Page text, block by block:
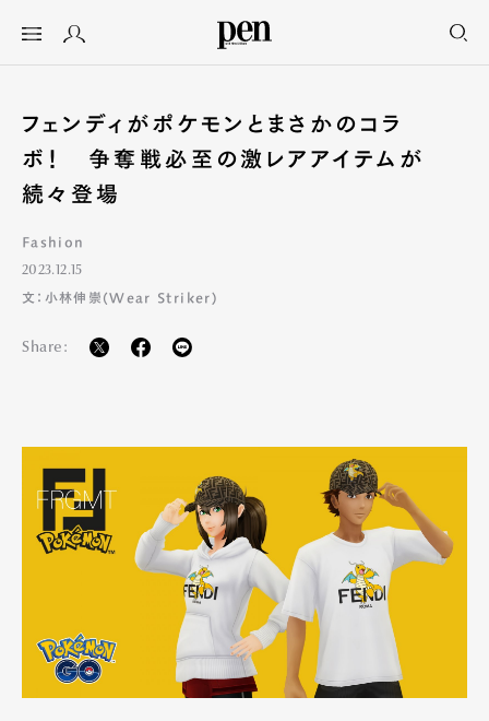
フェンディがポケモンとまさかのコラ
ボ！ 争奪戦必至の激レアアイテムが
続々登場
Fashion
2023.12.15
文：小林伸崇(Wear Striker)
Share: